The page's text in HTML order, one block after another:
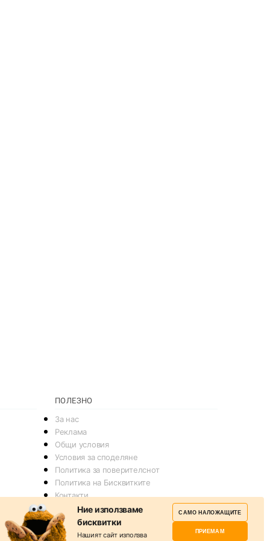
ПОЛЕЗНО
За нас
Реклама
Общи условия
Условия за споделяне
Политика за поверителснот
Политика на Бисквитките
Контакти
Ние използваме
бисквитки
Нашият сайт използва
САМО НАЛОЖАЩИТЕ
ПРИЕМАМ